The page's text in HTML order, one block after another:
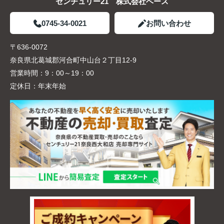
0745-34-0021 お問い合わせ
〒636-0072
奈良県北葛城郡河合町中山台２丁目12-9
営業時間： 9：00～19：00
定休日： 年末年始